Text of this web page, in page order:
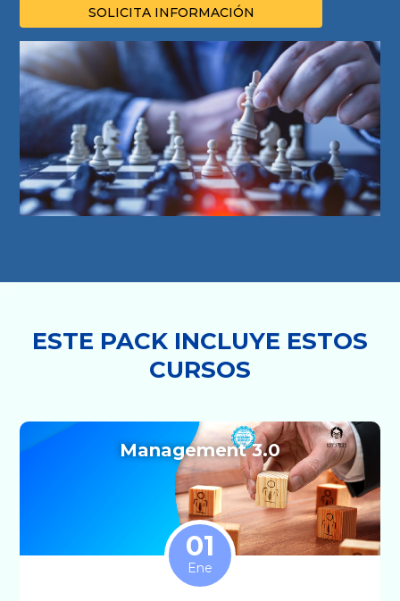
SOLICITA INFORMACIÓN
ESTE PACK INCLUYE ESTOS
CURSOS
01
Ene
Management 3.0